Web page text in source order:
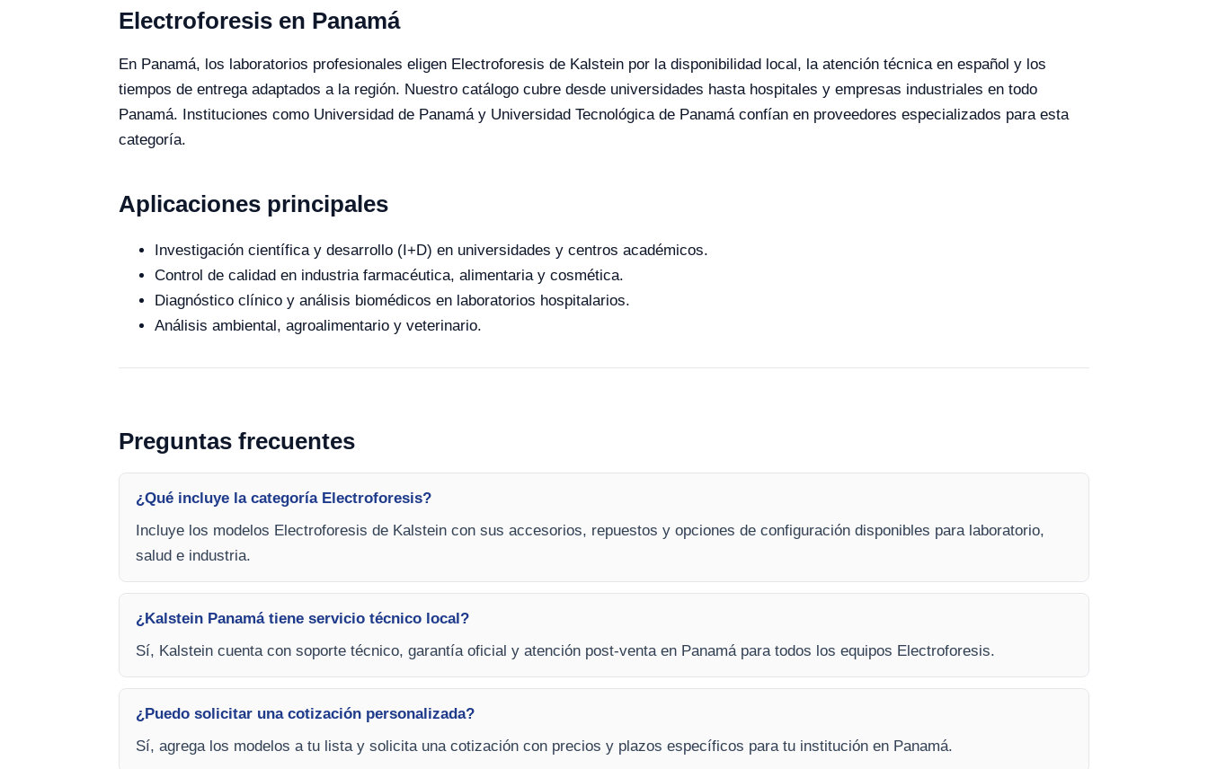
Electroforesis en Panamá
En Panamá, los laboratorios profesionales eligen Electroforesis de Kalstein por la disponibilidad local, la atención técnica en español y los
tiempos de entrega adaptados a la región. Nuestro catálogo cubre desde universidades hasta hospitales y empresas industriales en todo
Panamá. Instituciones como Universidad de Panamá y Universidad Tecnológica de Panamá confían en proveedores especializados para esta
categoría.
Aplicaciones principales
Investigación científica y desarrollo (I+D) en universidades y centros académicos.
Control de calidad en industria farmacéutica, alimentaria y cosmética.
Diagnóstico clínico y análisis biomédicos en laboratorios hospitalarios.
Análisis ambiental, agroalimentario y veterinario.
Preguntas frecuentes
¿Qué incluye la categoría Electroforesis?
Incluye los modelos Electroforesis de Kalstein con sus accesorios, repuestos y opciones de configuración disponibles para laboratorio,
salud e industria.
¿Kalstein Panamá tiene servicio técnico local?
Sí, Kalstein cuenta con soporte técnico, garantía oficial y atención post-venta en Panamá para todos los equipos Electroforesis.
¿Puedo solicitar una cotización personalizada?
Sí, agrega los modelos a tu lista y solicita una cotización con precios y plazos específicos para tu institución en Panamá.